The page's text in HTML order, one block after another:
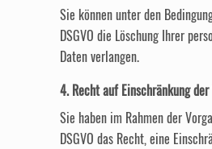
Sie können unter den
DSGVO die Löschung Ihrer
Daten verlangen.
4. Recht auf Einschränkung
Sie haben im Rahmen der
DSGVO das Recht, eine